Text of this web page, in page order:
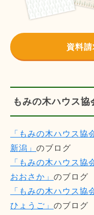
資料
もみの木ハウス
「もみの木ハウス協
新潟」 のブログ
「もみの木ハウス協
おおさか」 のブログ
「もみの木ハウス協
ひょうご」 のブログ